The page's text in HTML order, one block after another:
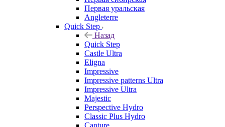
Первая уральская
Angleterre
Quick Step
Назад
Quick Step
Castle Ultra
Eligna
Impressive
Impressive patterns Ultra
Impressive Ultra
Majestic
Perspective Hydro
Classic Plus Hydro
Capture